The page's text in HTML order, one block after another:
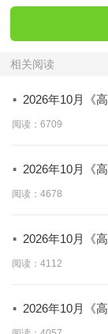
相关阅读
· 2026年10月《
分必背】
阅读：6709
· 2026年10月《
必学】
阅读：4678
· 2026年10月《
阅读：4112
· 2026年10月《